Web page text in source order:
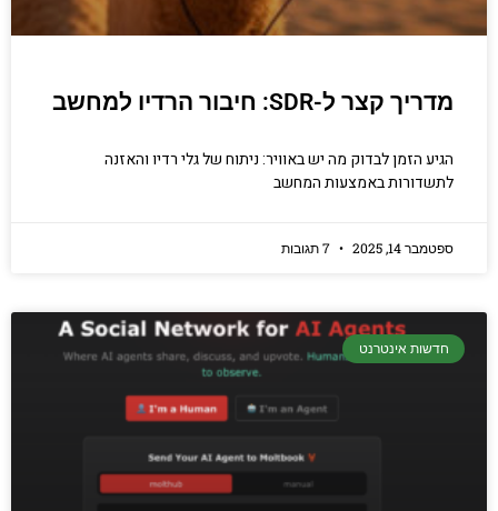
מדריך קצר ל-SDR: חיבור הרדיו למחשב
הגיע הזמן לבדוק מה יש באוויר: ניתוח של גלי רדיו והאזנה
לתשדורות באמצעות המחשב
ספטמבר 14, 2025
חדשות אינטרנט